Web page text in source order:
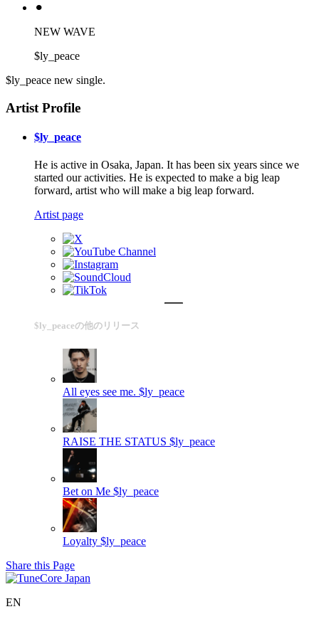
⚫︎
NEW WAVE
$ly_peace
$ly_peace new single.
Artist Profile
$ly_peace
He is active in Osaka, Japan. It has been six years since we
started our activities. He is expected to make a big leap
forward, artist who will make a big leap forward.
Artist page
$ly_peaceの他のリリース
All eyes see me. $ly_peace
RAISE THE STATUS $ly_peace
Bet on Me $ly_peace
Loyalty $ly_peace
Share this Page
EN